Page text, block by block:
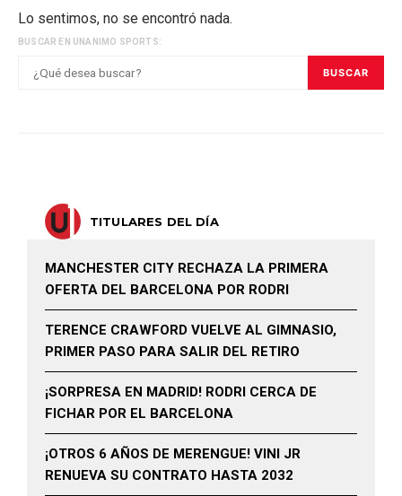
Lo sentimos, no se encontró nada.
BUSCAR EN UNANIMO SPORTS:
BUSCAR
TITULARES DEL DÍA
MANCHESTER CITY RECHAZA LA PRIMERA
OFERTA DEL BARCELONA POR RODRI
TERENCE CRAWFORD VUELVE AL GIMNASIO,
PRIMER PASO PARA SALIR DEL RETIRO
¡SORPRESA EN MADRID! RODRI CERCA DE
FICHAR POR EL BARCELONA
¡OTROS 6 AÑOS DE MERENGUE! VINI JR
RENUEVA SU CONTRATO HASTA 2032